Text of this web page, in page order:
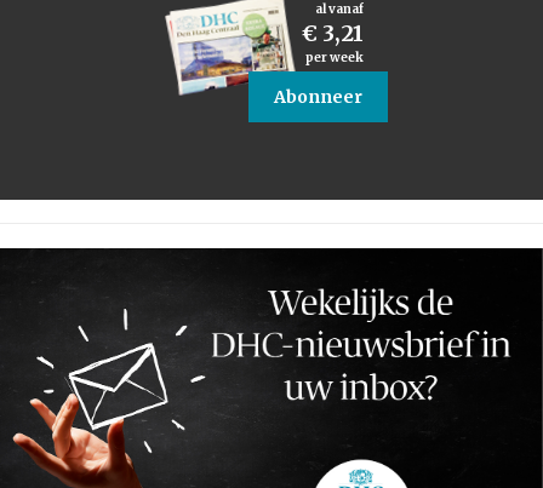
al vanaf
€ 3,21
per week
Abonneer